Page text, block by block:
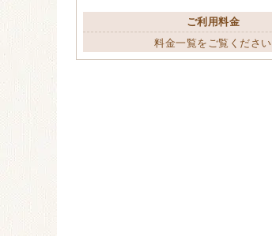
ご利用料金
料金一覧をご覧ください